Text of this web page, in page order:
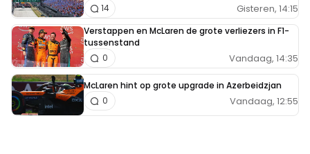
Gisteren, 14:15
14
Verstappen en McLaren de grote verliezers in F1-
tussenstand
Vandaag, 14:35
0
McLaren hint op grote upgrade in Azerbeidzjan
Vandaag, 12:55
0